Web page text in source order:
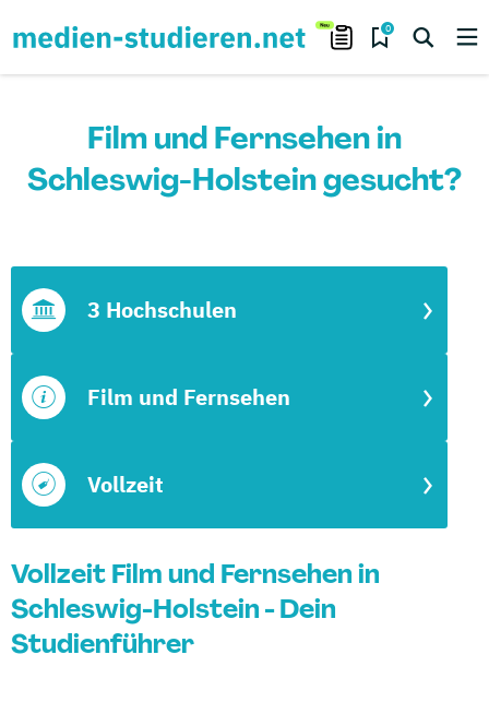
0
Film und Fernsehen in
Schleswig-Holstein gesucht?
Vollzeit
Film und Fernsehen
3 Hochschulen
Vollzeit Film und Fernsehen in
Schleswig-Holstein - Dein
Studienführer